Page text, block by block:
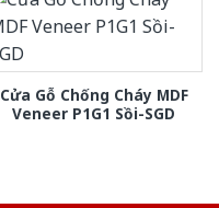
Cửa Gỗ Chống Cháy MDF
Veneer P1G1 Sồi-SGD